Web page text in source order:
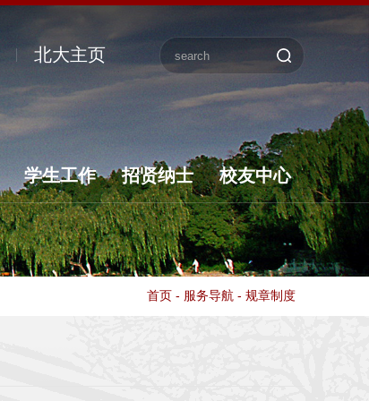
北大主页
学生工作 招贤纳士 校友中心
首页 - 服务导航 - 规章制度